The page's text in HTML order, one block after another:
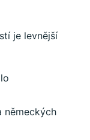
je levnější
německých